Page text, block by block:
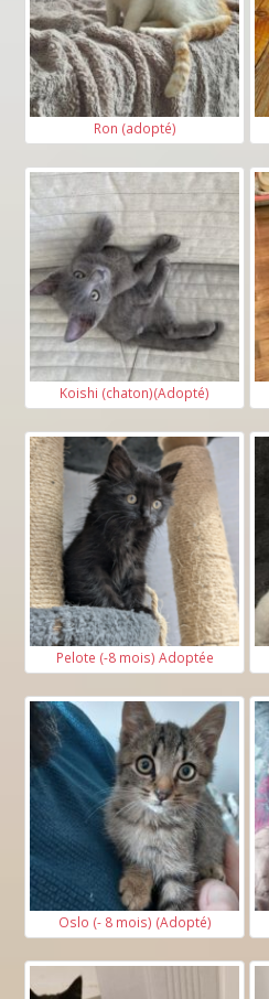
Ron (adopté)
Koishi (chaton)(Adopté)
Pelote (-8 mois) Adoptée
Oslo (- 8 mois) (Adopté)